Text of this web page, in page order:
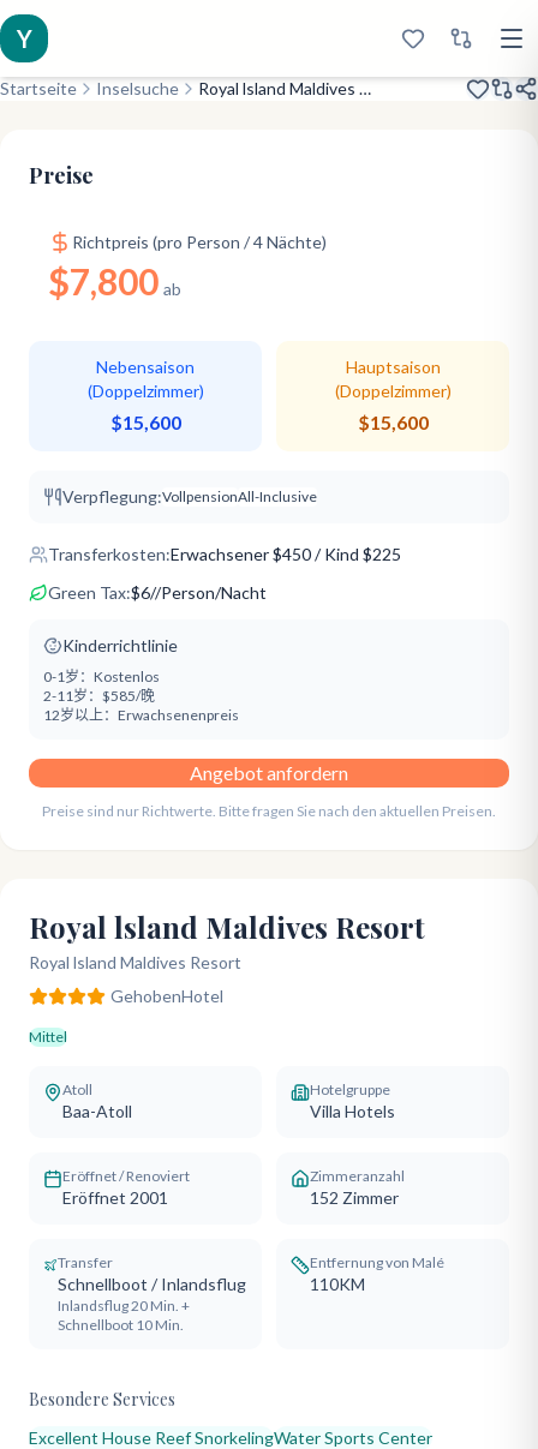
Y
Startseite Inselsuche Royal lsland Maldives Resort
Preise
Richtpreis (pro Person / 4 Nächte)
$7,800 ab
Nebensaison
(Doppelzimmer)
$15,600
Hauptsaison
(Doppelzimmer)
$15,600
Verpflegung:VollpensionAll-Inclusive
Transferkosten:Erwachsener$450/ Kind $225
Green Tax:$6//Person/Nacht
Kinderrichtlinie
0-1岁： Kostenlos
2-11岁： $585/晚
12岁以上： Erwachsenenpreis
Angebot anfordern
Preise sind nur Richtwerte. Bitte fragen Sie nach den aktuellen Preisen.
Royal lsland Maldives Resort
Royal lsland Maldives Resort
GehobenHotel
Mittel
Atoll
Baa-Atoll
Hotelgruppe
Villa Hotels
Eröffnet / Renoviert
Eröffnet 2001
Zimmeranzahl
152 Zimmer
Transfer
Schnellboot / Inlandsflug
Inlandsflug 20 Min. +
Schnellboot 10 Min.
Entfernung von Malé
110KM
Besondere Services
Excellent House Reef SnorkelingWater Sports Center